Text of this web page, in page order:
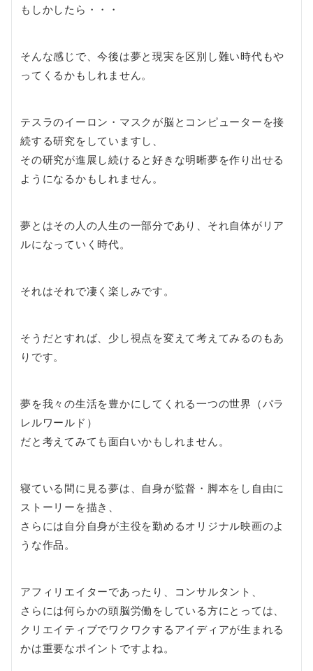
もしかしたら・・・
そんな感じで、今後は夢と現実を区別し難い時代もや
ってくるかもしれません。
テスラのイーロン・マスクが脳とコンピューターを接
続する研究をしていますし、
その研究が進展し続けると好きな明晰夢を作り出せる
ようになるかもしれません。
夢とはその人の人生の一部分であり、それ自体がリア
ルになっていく時代。
それはそれで凄く楽しみです。
そうだとすれば、少し視点を変えて考えてみるのもあ
りです。
夢を我々の生活を豊かにしてくれる一つの世界（パラ
レルワールド）
だと考えてみても面白いかもしれません。
寝ている間に見る夢は、自身が監督・脚本をし自由に
ストーリーを描き、
さらには自分自身が主役を勤めるオリジナル映画のよ
うな作品。
アフィリエイターであったり、コンサルタント、
さらには何らかの頭脳労働をしている方にとっては、
クリエイティブでワクワクするアイディアが生まれる
かは重要なポイントですよね。